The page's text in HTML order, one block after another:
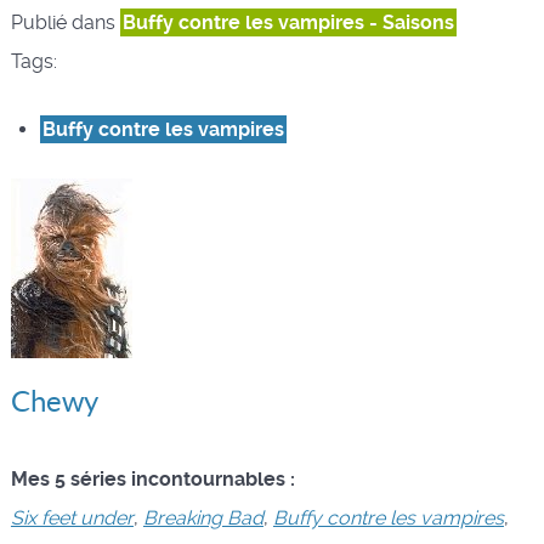
Publié dans Buffy contre les vampires - Saisons
Tags:
Buffy contre les vampires
Chewy
Mes 5 séries incontournables :
Six feet under, Breaking Bad, Buffy contre les vampires,